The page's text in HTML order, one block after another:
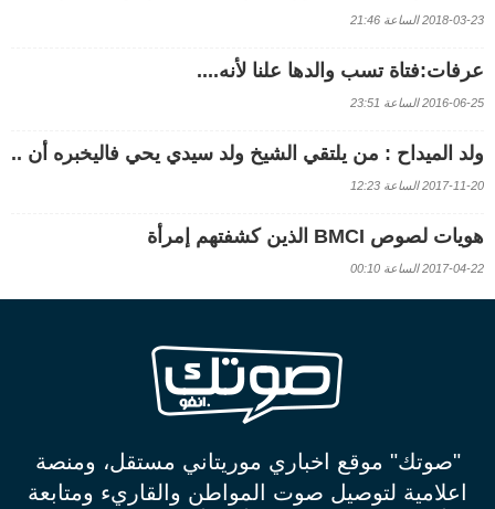
2018-03-23 الساعة 21:46
عرفات:فتاة تسب والدها علنا لأنه....
2016-06-25 الساعة 23:51
ولد الميداح : من يلتقي الشيخ ولد سيدي يحي فاليخبره أن ..
2017-11-20 الساعة 12:23
هويات لصوص BMCI الذين كشفتهم إمرأة
2017-04-22 الساعة 00:10
"صوتك" موقع اخباري موريتاني مستقل، ومنصة
اعلامية لتوصيل صوت المواطن والقاريء ومتابعة